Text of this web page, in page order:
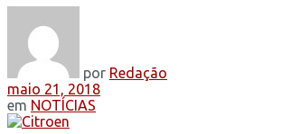
por Redação
maio 21, 2018
em NOTÍCIAS